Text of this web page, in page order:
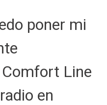
poner mi
Line
en